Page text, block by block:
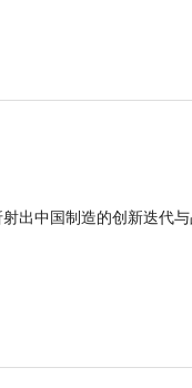
出中国制造的创新迭代